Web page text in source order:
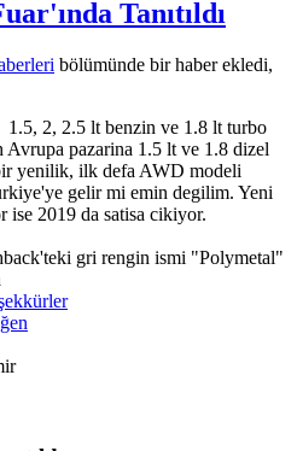
Tanıtıldı
bölümünde bir haber ekledi,
2, 2.5 lt benzin ve 1.8 lt turbo
Avrupa pazarina 1.5 lt ve 1.8 dizel
yenilik, ilk defa AWD modeli
gelir mi emin degilim. Yeni
ise 2019 da satisa cikiyor.
gri rengin ismi "Polymetal"